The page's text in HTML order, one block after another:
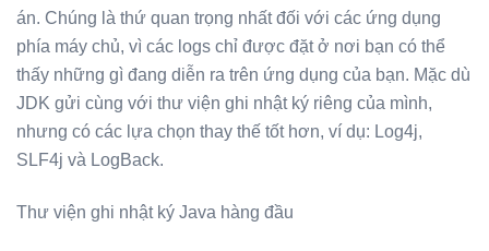
án. Chúng là thứ quan trọng nhất đối với các ứng dụng
phía máy chủ, vì các logs chỉ được đặt ở nơi bạn có thể
thấy những gì đang diễn ra trên ứng dụng của bạn. Mặc dù
JDK gửi cùng với thư viện ghi nhật ký riêng của mình,
nhưng có các lựa chọn thay thế tốt hơn, ví dụ: Log4j,
SLF4j và LogBack.
Thư viện ghi nhật ký Java hàng đầu